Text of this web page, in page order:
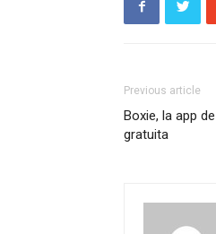
Previous article
Boxie, la app
gratuita